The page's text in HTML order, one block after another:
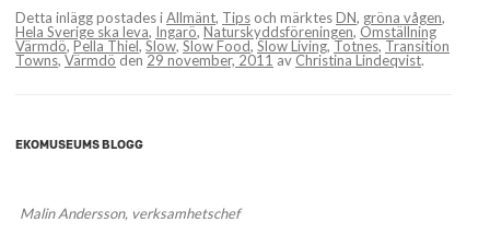
Detta inlägg postades iAllmänt, Tips och märktesDN, gröna vågen,
Hela Sverige ska leva, Ingarö, Naturskyddsföreningen, Omställning
Värmdö, Pella Thiel, Slow, Slow Food, Slow Living, Totnes, Transition
Towns, Värmdö den 29 november, 2011 av Christina Lindeqvist.
EKOMUSEUMS BLOGG
Malin Andersson, verksamhetschef